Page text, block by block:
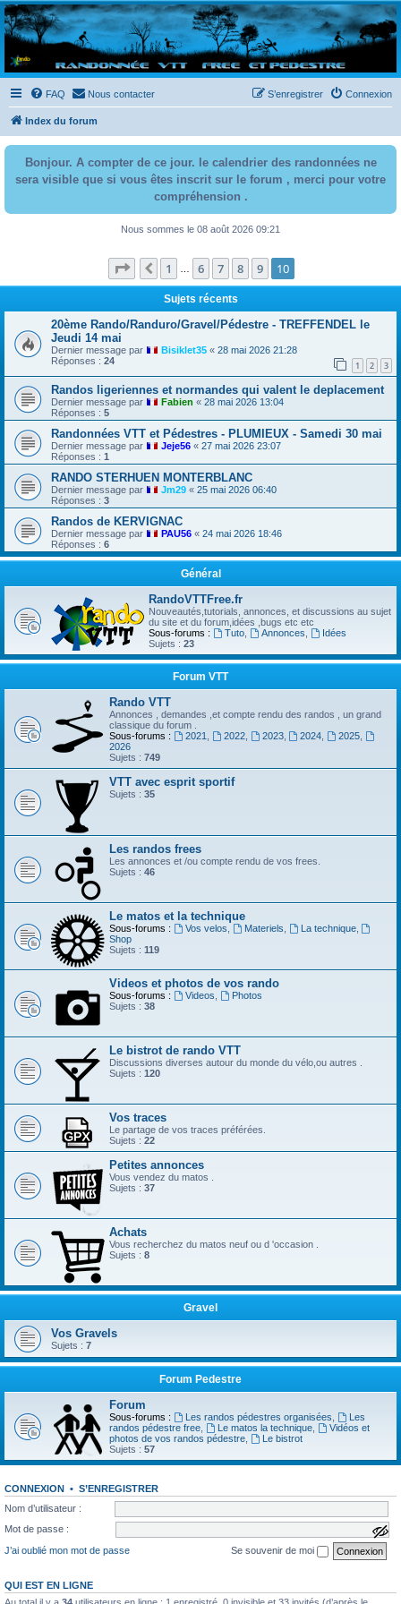
Randovttfree.fr
Bienvenue sur le site des randos vtt et pédestre de Bretagne . Bonne navigation sur le site
et bonnes randos dans l'Ouest !
FAQ Nous contacter Connexion
S’enregistrer
Index du forum
Bonjour. A compter de ce jour. le calendrier des randonnées ne
sera visible que si vous êtes inscrit sur le forum , merci pour votre
compréhension .
Nous sommes le 08 août 2026 09:21
Page 10 sur 10
Précédente
1 6 7 8 9 10
Sujets récents
20ème Rando/Randuro/Gravel/Pédestre - TREFFENDEL le
Jeudi 14 mai
Dernier message par Bisiklet35 « 28 mai 2026 21:28
Réponses : 24 1 2 3
Randos ligeriennes et normandes qui valent le deplacement
Dernier message par Fabien « 28 mai 2026 13:04
Réponses : 5
Randonnées VTT et Pédestres - PLUMIEUX - Samedi 30 mai
Dernier message par Jeje56 « 27 mai 2026 23:07
Réponses : 1
RANDO STERHUEN MONTERBLANC
Dernier message par Jm29 « 25 mai 2026 06:40
Réponses : 3
Randos de KERVIGNAC
Dernier message par PAU56 « 24 mai 2026 18:46
Réponses : 6
Général
RandoVTTFree.fr
Nouveautés,tutorials, annonces, et discussions au sujet
du site et du forum,idées ,bugs etc etc
Sous-forums :
Tuto, Annonces
Idées
Sujets : 23
Forum VTT
Rando VTT
Annonces , demandes ,et compte rendu des randos , un grand
classique du forum .
Sous-forums :
2021 2022, 2023, 2024 2025
2026
Sujets : 749
VTT avec esprit sportif
Sujets : 35
Les randos frees
Les annonces et /ou compte rendu de vos frees.
Sujets : 46
Le matos et la technique
Sous-forums : Vos velos Materiels La technique,
Shop
Sujets : 119
Videos et photos de vos rando
Sous-forums : Videos
Photos
Sujets : 38
Le bistrot de rando VTT
Discussions diverses autour du monde du vélo,ou autres .
Sujets : 120
Vos traces
Le partage de vos traces préférées.
Sujets : 22
Petites annonces
Vous vendez du matos .
Sujets : 37
Achats
Vous recherchez du matos neuf ou d 'occasion .
Sujets : 8
Gravel
Vos Gravels
Sujets : 7
Forum Pedestre
Forum
Sous-forums : Les randos pédestres organisées
Les
randos pédestre free
Le matos la technique,
Vidéos et
photos de vos randos pédestre
Le bistrot
Sujets : 57
CONNEXION • S’ENREGISTRER
Nom d’utilisateur :
Mot de passe :
a
f
f
J’ai oublié mon mot de passe Se souvenir de moi
QUI EST EN LIGNE